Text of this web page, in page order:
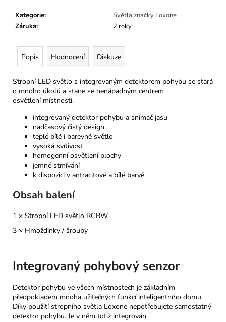
Kategorie:
Světla značky Loxone
Záruka: 2 roky
Popis Hodnocení Diskuze
Stropní LED světlo s integrovaným detektorem pohybu se stará
o mnoho úkolů a stane se nenápadným centrem
osvětlení místnosti.
integrovaný detektor pohybu a snímač jasu
nadčasový čistý design
teplé bílé i barevné světlo
vysoká svítivost
homogenní osvětlení plochy
jemné stmívání
k dispozici v antracitové a bílé barvě
Obsah balení
1 × Stropní LED světlo RGBW
3 × Hmoždinky / šrouby
Integrovaný pohybový senzor
Detektor pohybu ve všech místnostech je základním
předpokladem mnoha užitečných funkcí inteligentního domu.
Díky použití stropního světla Loxone nepotřebujete samostatný
detektor pohybu. Je v něm totiž integrován.